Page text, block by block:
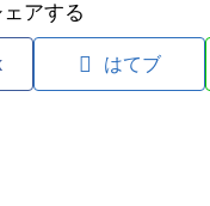
ェアする
はてブ